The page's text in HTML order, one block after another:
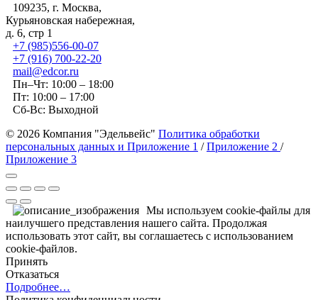
109235, г. Москва,
Курьяновская набережная,
д. 6, стр 1
+7 (985)556-00-07
+7 (916) 700-22-20
mail@edcor.ru
Пн–Чт: 10:00 – 18:00
Пт: 10:00 – 17:00
Сб-Вс: Выходной
© 2026 Компания "Эдельвейс" Политика обработки
персональных данных и Приложение 1 /Приложение 2 /
Приложение 3
Мы используем cookie-файлы для
наилучшего представления нашего сайта. Продолжая
использовать этот сайт, вы соглашаетесь с использованием
cookie-файлов.
Принять
Отказаться
Подробнее…